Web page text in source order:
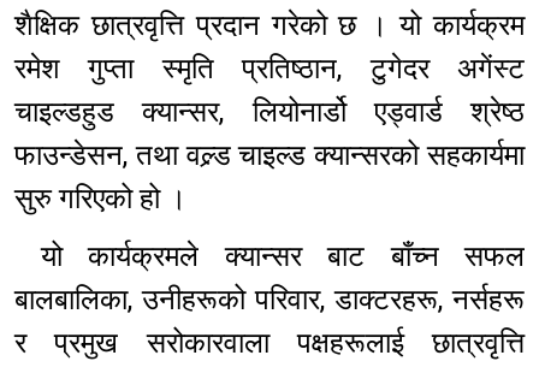
शैक्षिक छात्रवृत्ति प्रदान गरेको छ । यो कार्यक्रम
रमेश गुप्ता स्मृति प्रतिष्ठान, टुगेदर अगेंस्ट
चाइल्डहुड क्यान्सर, लियोनार्डो एड्वार्ड श्रेष्ठ
फाउन्डेसन, तथा वल्र्ड चाइल्ड क्यान्सरको सहकार्यमा
सुरु गरिएको हो ।
यो कार्यक्रमले क्यान्सर बाट बाँच्न सफल
बालबालिका, उनीहरूको परिवार, डाक्टरहरू, नर्सहरू
र प्रमुख सरोकारवाला पक्षहरूलाई छात्रवृत्ति